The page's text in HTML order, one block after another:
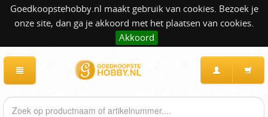
Goedkoopstehobby.nl maakt gebruik van cookies. Bezoek je
onze site, dan ga je akkoord met het plaatsen van cookies.
Akkoord